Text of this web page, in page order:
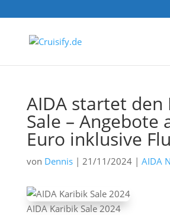
AIDA startet den
Sale – Angebote
Euro inklusive
von Dennis| 21/11/2024| AIDA
AIDA Karibik Sale 2024